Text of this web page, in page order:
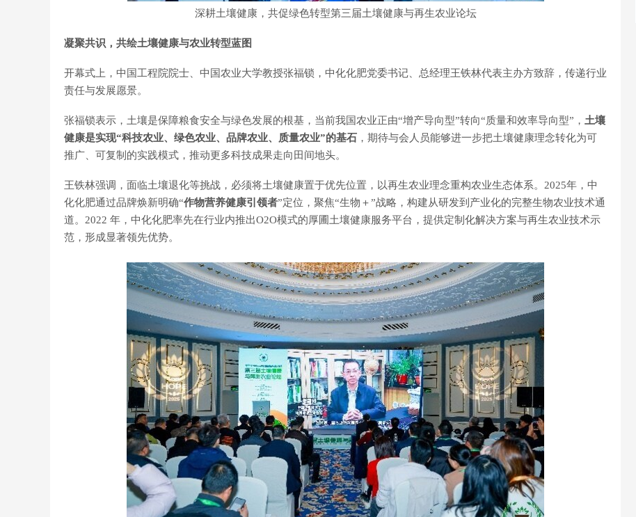
深耕土壤健康，共促绿色转型第三届土壤健康与再生农业论坛
凝聚共识，共绘土壤健康与农业转型蓝图
开幕式上，中国工程院院士、中国农业大学教授张福锁，中化化肥党委书记、总经理王铁林代表主办方致辞，传递行业
责任与发展愿景。
张福锁表示，土壤是保障粮食安全与绿色发展的根基，当前我国农业正由“增产导向型”转向“质量和效率导向型”， 土壤
健康是实现“科技农业、绿色农业、品牌农业、质量农业”的基石 ，期待与会人员能够进一步把土壤健康理念转化为可
推广、可复制的实践模式，推动更多科技成果走向田间地头。
王铁林强调，面临土壤退化等挑战，必须将土壤健康置于优先位置，以再生农业理念重构农业生态体系。2025年，中
化化肥通过品牌焕新明确“作物营养健康引领者”定位，聚焦“生物＋”战略，构建从研发到产业化的完整生物农业技术通
道。2022 年，中化化肥率先在行业内推出O2O模式的厚圃土壤健康服务平台，提供定制化解决方案与再生农业技术示
范，形成显著领先优势。